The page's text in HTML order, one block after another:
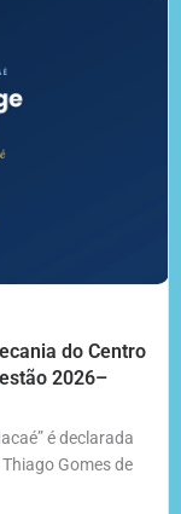
do Centro
2026–
é declarada
Gomes de